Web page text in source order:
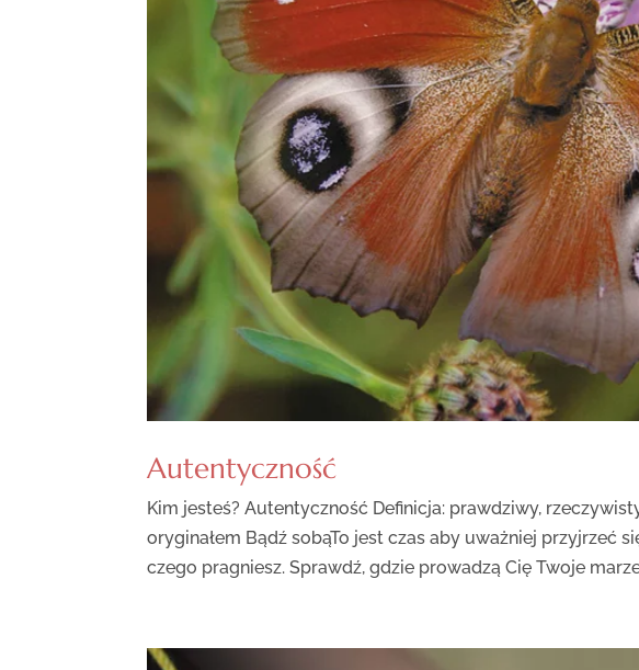
Autentyczność
Kim jesteś? Autentyczność Definicja: prawdziwy,
oryginałem Bądź sobąTo jest czas aby uważniej przyjrzeć
czego pragniesz. Sprawdź, gdzie prowadzą Cię Twoje